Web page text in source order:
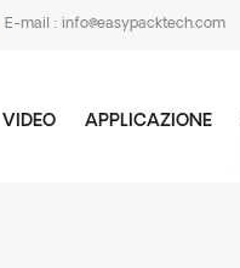
E-mail : info@easypacktech.com
VIDEO APPLICAZIONE